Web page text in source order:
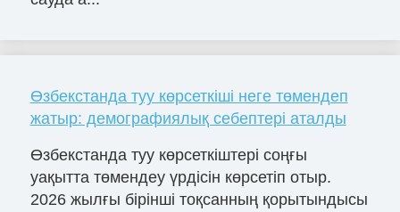
Өзбекстанда туу көрсеткіші неге төмендеп
жатыр: демографиялық себептері аталды
Өзбекстанда туу көрсеткіштері соңғы
уақытта төмендеу үрдісін көрсетіп отыр.
2026 жылғы бірінші тоқсанның қорытындысы